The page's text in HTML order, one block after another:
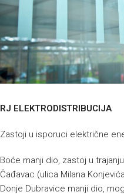
RJ ELEKTRODISTRIBUCIJA
Zastoji u isporuci električne
Boće manji dio, zastoj u
Čađavac (ulica Milana
Donje Dubravice manji dio,